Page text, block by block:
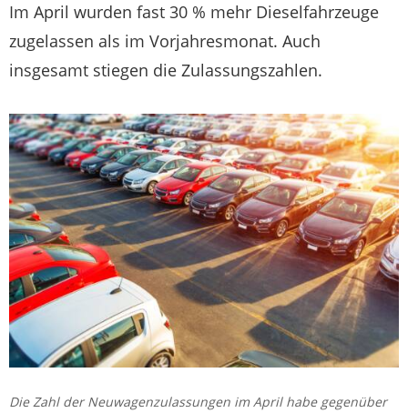
Im April wurden fast 30 % mehr Dieselfahrzeuge
zugelassen als im Vorjahresmonat. Auch
insgesamt stiegen die Zulassungszahlen.
Die Zahl der Neuwagenzulassungen im April habe gegenüber